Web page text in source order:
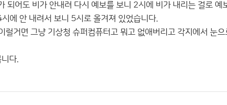
어도 비가 안내려 다시 예보를 보니 2시에 비가 내리는 걸로 예
에 안 내려서 보니 5시로 올겨져 있었습니다.
거면 그냥 기상청 슈퍼컴퓨터고 뭐고 없애버리고 각지에서 눈
다.